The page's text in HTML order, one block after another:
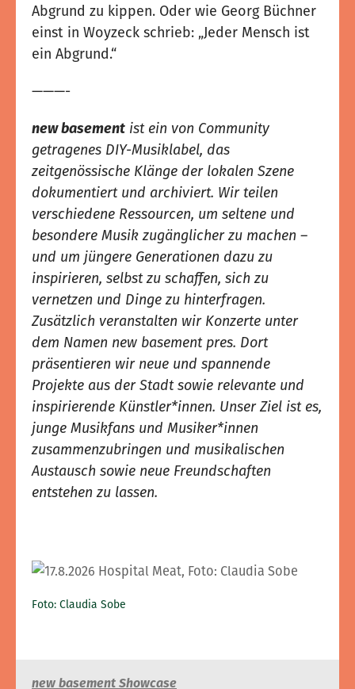
Abgrund zu kippen. Oder wie Georg Büchner
einst in Woyzeck schrieb: „Jeder Mensch ist
ein Abgrund.“
———-
new basement ist ein von Community
getragenes DIY-Musiklabel, das
zeitgenössische Klänge der lokalen Szene
dokumentiert und archiviert. Wir teilen
verschiedene Ressourcen, um seltene und
besondere Musik zugänglicher zu machen –
und um jüngere Generationen dazu zu
inspirieren, selbst zu schaffen, sich zu
vernetzen und Dinge zu hinterfragen.
Zusätzlich veranstalten wir Konzerte unter
dem Namen new basement pres. Dort
präsentieren wir neue und spannende
Projekte aus der Stadt sowie relevante und
inspirierende Künstler*innen. Unser Ziel ist es,
junge Musikfans und Musiker*innen
zusammenzubringen und musikalischen
Austausch sowie neue Freundschaften
entstehen zu lassen.
Foto: Claudia Sobe
new basement Showcase